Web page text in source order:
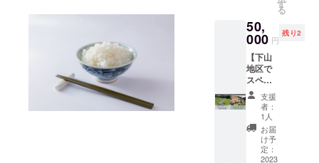
み） 内
容量：
80ｇ 賞
味期
限：製
造より6
か月 保
存方
法：直
射日光
を避
け、常
温で保
産 ミ
ネアサ
ヒ 内容
量：5ｋ
ｇ 品
名：う
なぎめ
しの素
（佃
煮） 内
容量：
200ｇ
保存方
ます。
お礼の
お手紙
も同封
させて
頂きま
す！
【商品
詳細】
減農薬
特別栽
培米
ミネア
ろミッ
クスに
なりま
す。夏
には
BBQな
どで利
用して
頂けま
す。 お
礼の手
紙も同
をご購
入頂い
た支援
者様
は、一
般募集
より早
期にご
案内す
る事に
より、
優先的
米とし
ては初
の「特
Ａ」評
価を得
まし
た。小
粒です
が甘
み・粘
りがあ
り、冷
た、当
地自慢
のミネ
アサヒ
という
品種で
す。流
通量の
少なさ
から
「幻の
米」と
下山地
区曹洞
宗寺院
『常楽
寺』で
オーガ
ニック
ランチ
付きヨ
ガ体験
のセッ
トで
す
る
50,
000 円
残り2
【下山
地区で
スペ
シャル
体験プ
ラン
②】
KINO
ファー
ムでの
支援
者：
1人
お届
け予
定：
2023